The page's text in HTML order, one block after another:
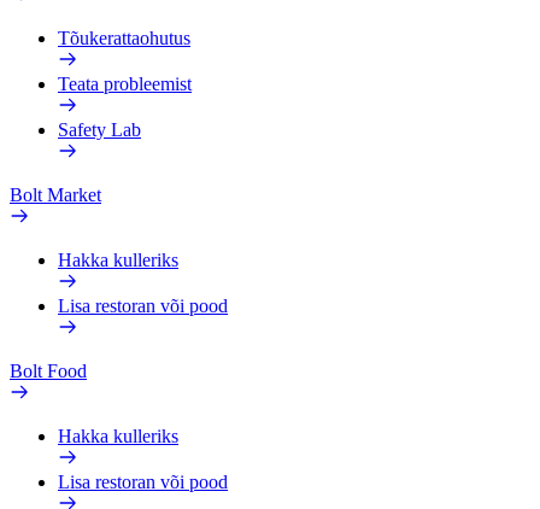
Tõukerattaohutus
Teata probleemist
Safety Lab
Bolt Market
Hakka kulleriks
Lisa restoran või pood
Bolt Food
Hakka kulleriks
Lisa restoran või pood